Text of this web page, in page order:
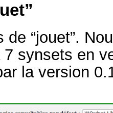
de “jouet”.
synsets en
la version